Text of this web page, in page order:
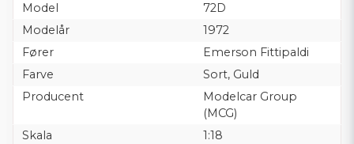
Model
72D
Modelår
1972
Fører
Emerson Fittipaldi
Farve
Sort, Guld
Producent
Modelcar Group
(MCG)
Skala
1:18